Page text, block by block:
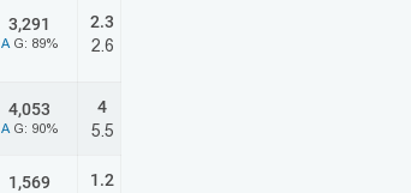
3,291
A G: 89%
2.3
2.6
4,053
A G: 90%
4
5.5
1,569
1.2